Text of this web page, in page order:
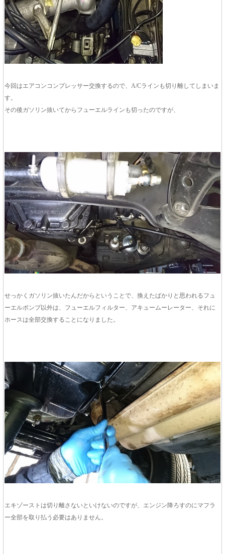
今回はエアコンコンプレッサー交換するので、A/Cラインも切り離してしまいま
す。
その後ガソリン抜いてからフューエルラインも切ったのですが、
せっかくガソリン抜いたんだからということで、換えたばかりと思われるフュ
ーエルポンプ以外は、フューエルフィルター、アキュームーレーター、それに
ホースは全部交換することになりました。
エキゾーストは切り離さないといけないのですが、エンジン降ろすのにマフラ
ー全部を取り払う必要はありません。